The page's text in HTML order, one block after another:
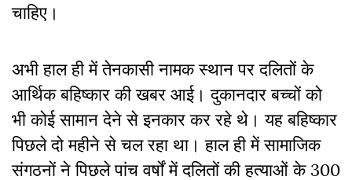
चाहिए।
अभी हाल ही में तेनकासी नामक स्थान पर दलितों के
आर्थिक बहिष्कार की खबर आई। दुकानदार बच्चों को
भी कोई सामान देने से इनकार कर रहे थे। यह बहिष्कार
पिछले दो महीने से चल रहा था। हाल ही में सामाजिक
संगठनों ने पिछले पांच वर्षों में दलितों की हत्याओं के 300